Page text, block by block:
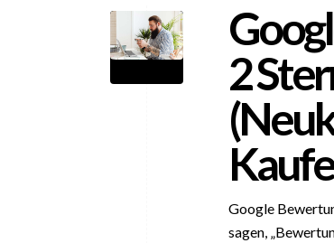
2
Google
sagen,